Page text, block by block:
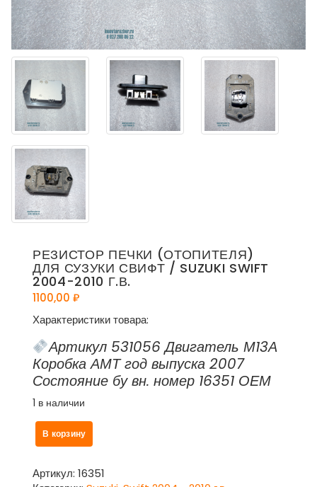
РЕЗИСТОР ПЕЧКИ (ОТОПИТЕЛЯ)
ДЛЯ СУЗУКИ СВИФТ / SUZUKI SWIFT
2004-2010 Г.В.
1100,00 ₽
Характеристики товара:
Артикул 531056 Двигатель М13А
Коробка АМТ год выпуска 2007
Состояние бу вн. номер 16351 ОЕМ
1 в наличии
Количество
товара
печки
В корзину
Артикул: 16351